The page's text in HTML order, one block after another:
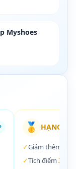
Myshoes
🥇 HẠNG
✓Giảm thêm
✓Tích điểm 3%